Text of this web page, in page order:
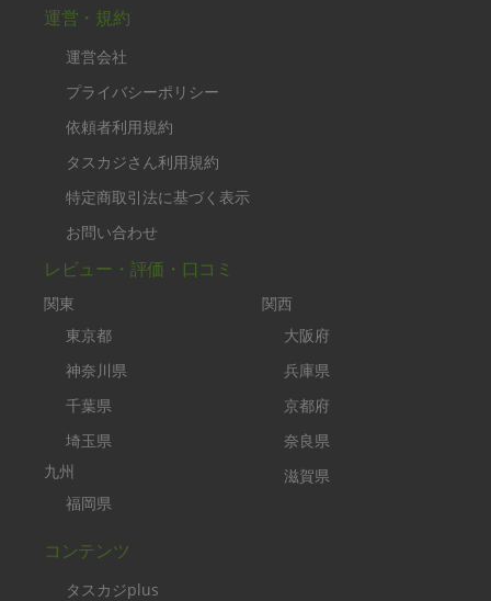
運営・規約
運営会社
プライバシーポリシー
依頼者利用規約
タスカジさん利用規約
特定商取引法に基づく表示
お問い合わせ
レビュー・評価・口コミ
関東
東京都
神奈川県
千葉県
埼玉県
九州
福岡県
関西
大阪府
兵庫県
京都府
奈良県
滋賀県
コンテンツ
タスカジplus